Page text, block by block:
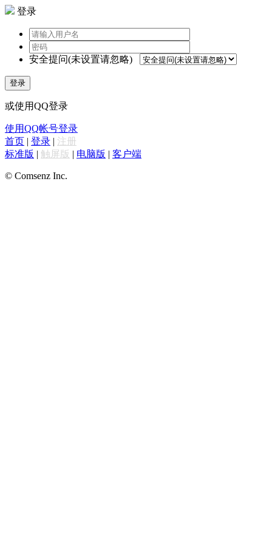
登录
安全提问(未设置请忽略)
登录
或使用QQ登录
使用QQ帐号登录
首页 | 登录 | 注册
标准版 | 触屏版 | 电脑版 | 客户端
© Comsenz Inc.